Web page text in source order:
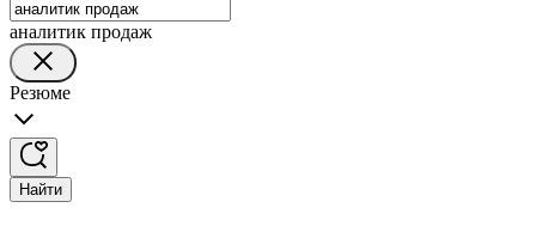
аналитик продаж
Резюме
Найти